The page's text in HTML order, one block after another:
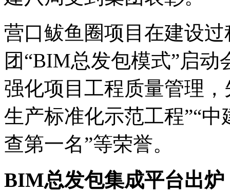
营口鲅鱼圈项目在建设
团“BIM总发包模式”启动
强化项目工程质量管理
生产标准化示范工程”“中
查第一名”等荣誉。
BIM总发包集成平台出炉